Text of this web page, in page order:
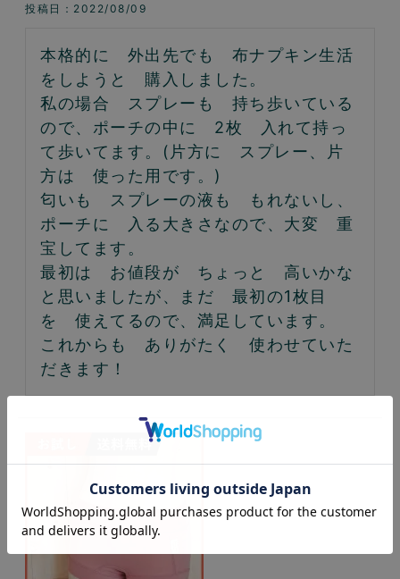
投稿日 2022/08/09
本格的に　外出先でも　布ナプキン生活
をしようと　購入しました。
私の場合　スプレーも　持ち歩いている
ので、ポーチの中に　2枚　入れて持っ
て歩いてます。(片方に　スプレー、片
方は　使った用です。)
匂いも　スプレーの液も　もれないし、
ポーチに　入る大きさなので、大変　重
宝してます。
最初は　お値段が　ちょっと　高いかな
と思いましたが、まだ　最初の1枚目
を　使えてるので、満足しています。
これからも　ありがたく　使わせていた
だきます！